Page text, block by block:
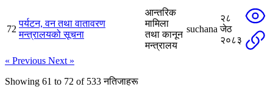
72
पर्यटन, वन तथा वातावरण
मन्त्रालयको सूचना
आन्तरिक
मामिला
तथा कानून
मन्त्रालय
suchana
२८
जेठ
२०८३
« Previous Next »
Showing 61 to 72 of 533नतिजाहरू